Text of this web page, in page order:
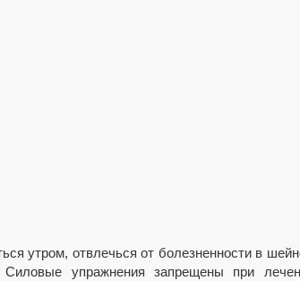
утром, отвлечься от болезненности в
упражнения запрещены при